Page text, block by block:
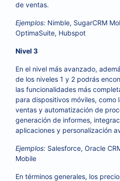
de ventas.
Ejemplos: Nimble, SugarCRM
OptimaSuite, Hubspot
Nivel 3
En el nivel más avanzado,
de los niveles 1 y 2 podrás
las funcionalidades más
para dispositivos móviles, como
ventas y automatización de
generación de informes,
aplicaciones y personalización
Ejemplos: Salesforce, Oracle
Mobile
En términos generales, los